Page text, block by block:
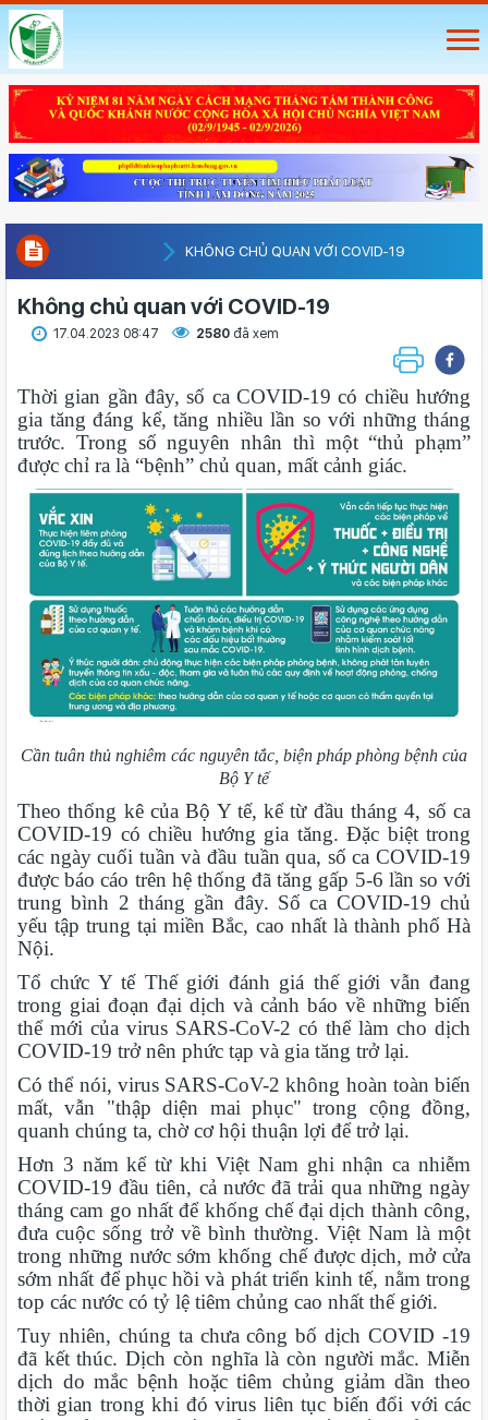
KHÔNG CHỦ QUAN VỚI COVID-19
Không chủ quan với COVID-19
17.04.2023 08:47 2580 đã xem
Thời gian gần đây, số ca COVID-19 có chiều hướng
gia tăng đáng kể, tăng nhiều lần so với những tháng
trước. Trong số nguyên nhân thì một “thủ phạm”
được chỉ ra là “bệnh” chủ quan, mất cảnh giác.
Cần tuân thủ nghiêm các nguyên tắc, biện pháp phòng bệnh của
Bộ Y tế
Theo thống kê của Bộ Y tế, kể từ đầu tháng 4, số ca
COVID-19 có chiều hướng gia tăng. Đặc biệt trong
các ngày cuối tuần và đầu tuần qua, số ca COVID-19
được báo cáo trên hệ thống đã tăng gấp 5-6 lần so với
trung bình 2 tháng gần đây. Số ca COVID-19 chủ
yếu tập trung tại miền Bắc, cao nhất là thành phố Hà
Nội.
Tổ chức Y tế Thế giới đánh giá thế giới vẫn đang
trong giai đoạn đại dịch và cảnh báo về những biến
thể mới của virus SARS-CoV-2 có thể làm cho dịch
COVID-19 trở nên phức tạp và gia tăng trở lại.
Có thể nói, virus SARS-CoV-2 không hoàn toàn biến
mất, vẫn "thập diện mai phục" trong cộng đồng,
quanh chúng ta, chờ cơ hội thuận lợi để trở lại.
Hơn 3 năm kể từ khi Việt Nam ghi nhận ca nhiễm
COVID-19 đầu tiên, cả nước đã trải qua những ngày
tháng cam go nhất để khống chế đại dịch thành công,
đưa cuộc sống trở về bình thường. Việt Nam là một
trong những nước sớm khống chế được dịch, mở cửa
sớm nhất để phục hồi và phát triển kinh tế, nằm trong
top các nước có tỷ lệ tiêm chủng cao nhất thế giới.
Tuy nhiên, chúng ta chưa công bố dịch COVID -19
đã kết thúc. Dịch còn nghĩa là còn người mắc. Miễn
dịch do mắc bệnh hoặc tiêm chủng giảm dần theo
thời gian trong khi đó virus liên tục biến đổi với các